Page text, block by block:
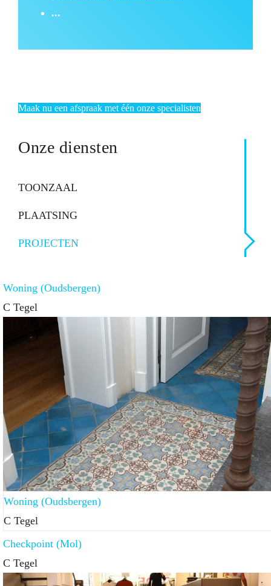
...
Maak nu een afspraak met één onze specialisten
Onze diensten
TOONZAAL
PLAATSING
PROJECTEN
Woning (Oudsbergen)
C Tegel
Woning (Oudsbergen)
C Tegel
Checkpoint (Mol)
C Tegel